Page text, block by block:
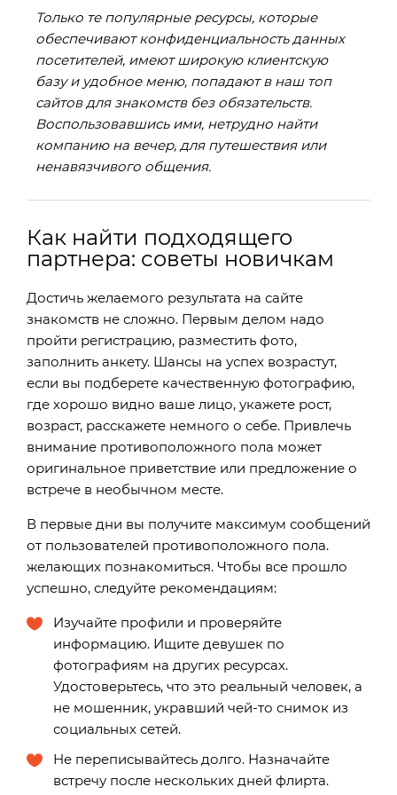
Только те популярные ресурсы, которые
обеспечивают конфиденциальность данных
посетителей, имеют широкую клиентскую
базу и удобное меню, попадают в наш топ
сайтов для знакомств без обязательств.
Воспользовавшись ими, нетрудно найти
компанию на вечер, для путешествия или
ненавязчивого общения.
Как найти подходящего
партнера: советы новичкам
Достичь желаемого результата на сайте
знакомств не сложно. Первым делом надо
пройти регистрацию, разместить фото,
заполнить анкету. Шансы на успех возрастут,
если вы подберете качественную фотографию,
где хорошо видно ваше лицо, укажете рост,
возраст, расскажете немного о себе. Привлечь
внимание противоположного пола может
оригинальное приветствие или предложение о
встрече в необычном месте.
В первые дни вы получите максимум сообщений
от пользователей противоположного пола.
желающих познакомиться. Чтобы все прошло
успешно, следуйте рекомендациям:
Изучайте профили и проверяйте
информацию. Ищите девушек по
фотографиям на других ресурсах.
Удостоверьтесь, что это реальный человек, а
не мошенник, укравший чей-то снимок из
социальных сетей.
Не переписывайтесь долго. Назначайте
встречу после нескольких дней флирта.